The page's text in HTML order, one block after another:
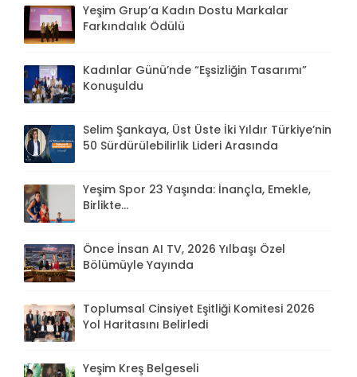
Yeşim Grup’a Kadın Dostu Markalar
Farkındalık Ödülü
Kadınlar Günü’nde “Eşsizliğin Tasarımı”
Konuşuldu
Selim Şankaya, Üst Üste İki Yıldır Türkiye’nin
50 Sürdürülebilirlik Lideri Arasında
Yeşim Spor 23 Yaşında: İnançla, Emekle,
Birlikte...
Önce İnsan AI TV, 2026 Yılbaşı Özel
Bölümüyle Yayında
Toplumsal Cinsiyet Eşitliği Komitesi 2026
Yol Haritasını Belirledi
Yeşim Kreş Belgeseli